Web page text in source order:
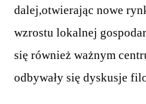
dalej,otwierając nowe
wzrostu lokalnej
się również ważnym
odbywały się dyskusje